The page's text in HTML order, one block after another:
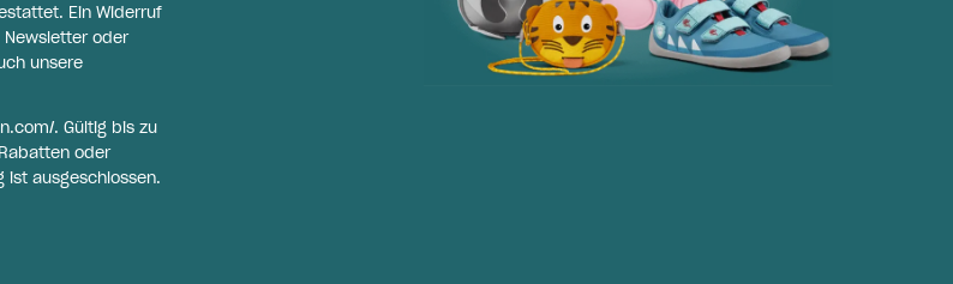
Ein Widerruf
oder
unsere
. Gültig bis zu
oder
ist ausgeschlossen.